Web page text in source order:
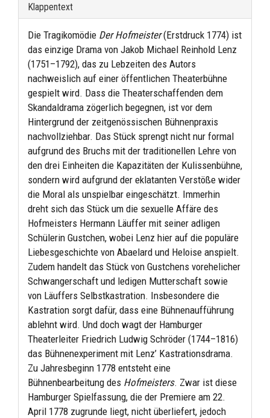
Klappentext
Die Tragikomödie Der Hofmeister(Erstdruck 1774) ist
das einzige Drama von Jakob Michael Reinhold Lenz
(1751–1792), das zu Lebzeiten des Autors
nachweislich auf einer öffentlichen Theaterbühne
gespielt wird. Dass die Theaterschaffenden dem
Skandaldrama zögerlich begegnen, ist vor dem
Hintergrund der zeitgenössischen Bühnenpraxis
nachvollziehbar. Das Stück sprengt nicht nur formal
aufgrund des Bruchs mit der traditionellen Lehre von
den drei Einheiten die Kapazitäten der Kulissenbühne,
sondern wird aufgrund der eklatanten Verstöße wider
die Moral als unspielbar eingeschätzt. Immerhin
dreht sich das Stück um die sexuelle Affäre des
Hofmeisters Hermann Läuffer mit seiner adligen
Schülerin Gustchen, wobei Lenz hier auf die populäre
Liebesgeschichte von Abaelard und Heloise anspielt.
Zudem handelt das Stück von Gustchens vorehelicher
Schwangerschaft und ledigen Mutterschaft sowie
von Läuffers Selbstkastration. Insbesondere die
Kastration sorgt dafür, dass eine Bühnenaufführung
ablehnt wird. Und doch wagt der Hamburger
Theaterleiter Friedrich Ludwig Schröder (1744–1816)
das Bühnenexperiment mit Lenz’ Kastrationsdrama.
Zu Jahresbeginn 1778 entsteht eine
Bühnenbearbeitung des Hofmeisters. Zwar ist diese
Hamburger Spielfassung, die der Premiere am 22.
April 1778 zugrunde liegt, nicht überliefert, jedoch